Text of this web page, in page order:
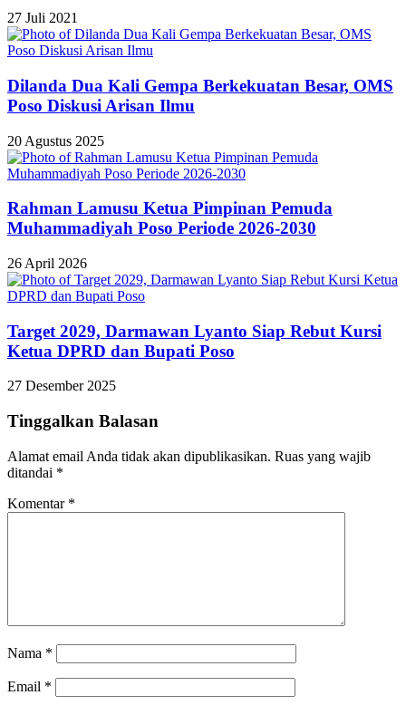
27 Juli 2021
Dilanda Dua Kali Gempa Berkekuatan Besar, OMS
Poso Diskusi Arisan Ilmu
20 Agustus 2025
Rahman Lamusu Ketua Pimpinan Pemuda
Muhammadiyah Poso Periode 2026-2030
26 April 2026
Target 2029, Darmawan Lyanto Siap Rebut Kursi
Ketua DPRD dan Bupati Poso
27 Desember 2025
Tinggalkan Balasan
Alamat email Anda tidak akan dipublikasikan. Ruas yang wajib
ditandai *
Komentar *
Nama *
Email *